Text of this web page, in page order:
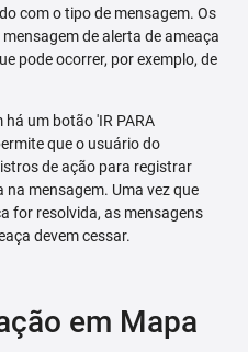
com o tipo de mensagem. Os
de alerta de ameaça
pode ocorrer, por exemplo, de
um botão 'IR PARA
que o usuário do
de ação para registrar
na mensagem. Uma vez que
for resolvida, as mensagens
devem cessar.
em Mapa